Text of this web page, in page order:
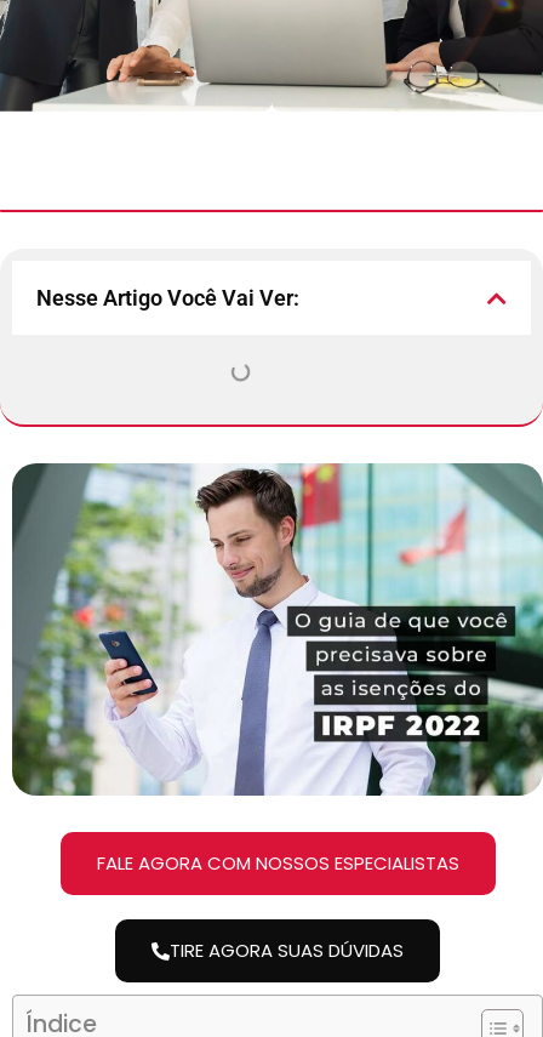
Nesse Artigo Você Vai Ver:
FALE AGORA COM NOSSOS ESPECIALISTAS
TIRE AGORA SUAS DÚVIDAS
Índice